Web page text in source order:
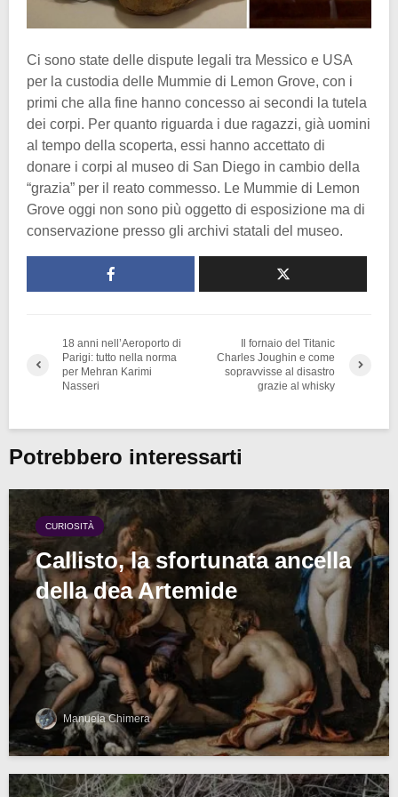
Ci sono state delle dispute legali tra Messico e USA
per la custodia delle Mummie di Lemon Grove, con i
primi che alla fine hanno concesso ai secondi la tutela
dei corpi. Per quanto riguarda i due ragazzi, già uomini
al tempo della scoperta, essi hanno accettato di
donare i corpi al museo di San Diego in cambio della
“grazia” per il reato commesso. Le Mummie di Lemon
Grove oggi non sono più oggetto di esposizione ma di
conservazione presso gli archivi statali del museo.
18 anni nell’Aeroporto di
Parigi: tutto nella norma
per Mehran Karimi
Nasseri
Il fornaio del Titanic
Charles Joughin e come
sopravvisse al disastro
grazie al whisky
Potrebbero interessarti
CURIOSITÀ
Callisto, la sfortunata ancella
della dea Artemide
Manuela Chimera